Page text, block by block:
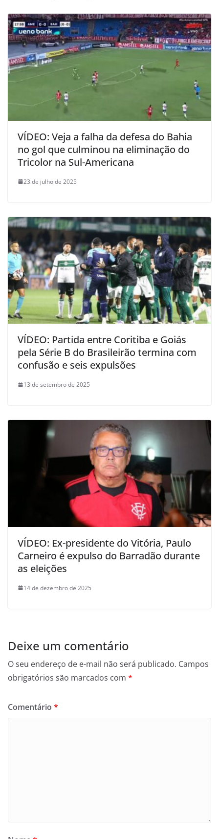
VÍDEO: Veja a falha da defesa do Bahia
no gol que culminou na eliminação do
Tricolor na Sul-Americana
23 de julho de 2025
VÍDEO: Partida entre Coritiba e Goiás
pela Série B do Brasileirão termina com
confusão e seis expulsões
13 de setembro de 2025
VÍDEO: Ex-presidente do Vitória, Paulo
Carneiro é expulso do Barradão durante
as eleições
14 de dezembro de 2025
Deixe um comentário
O seu endereço de e-mail não será publicado. Campos
obrigatórios são marcados com *
Comentário *